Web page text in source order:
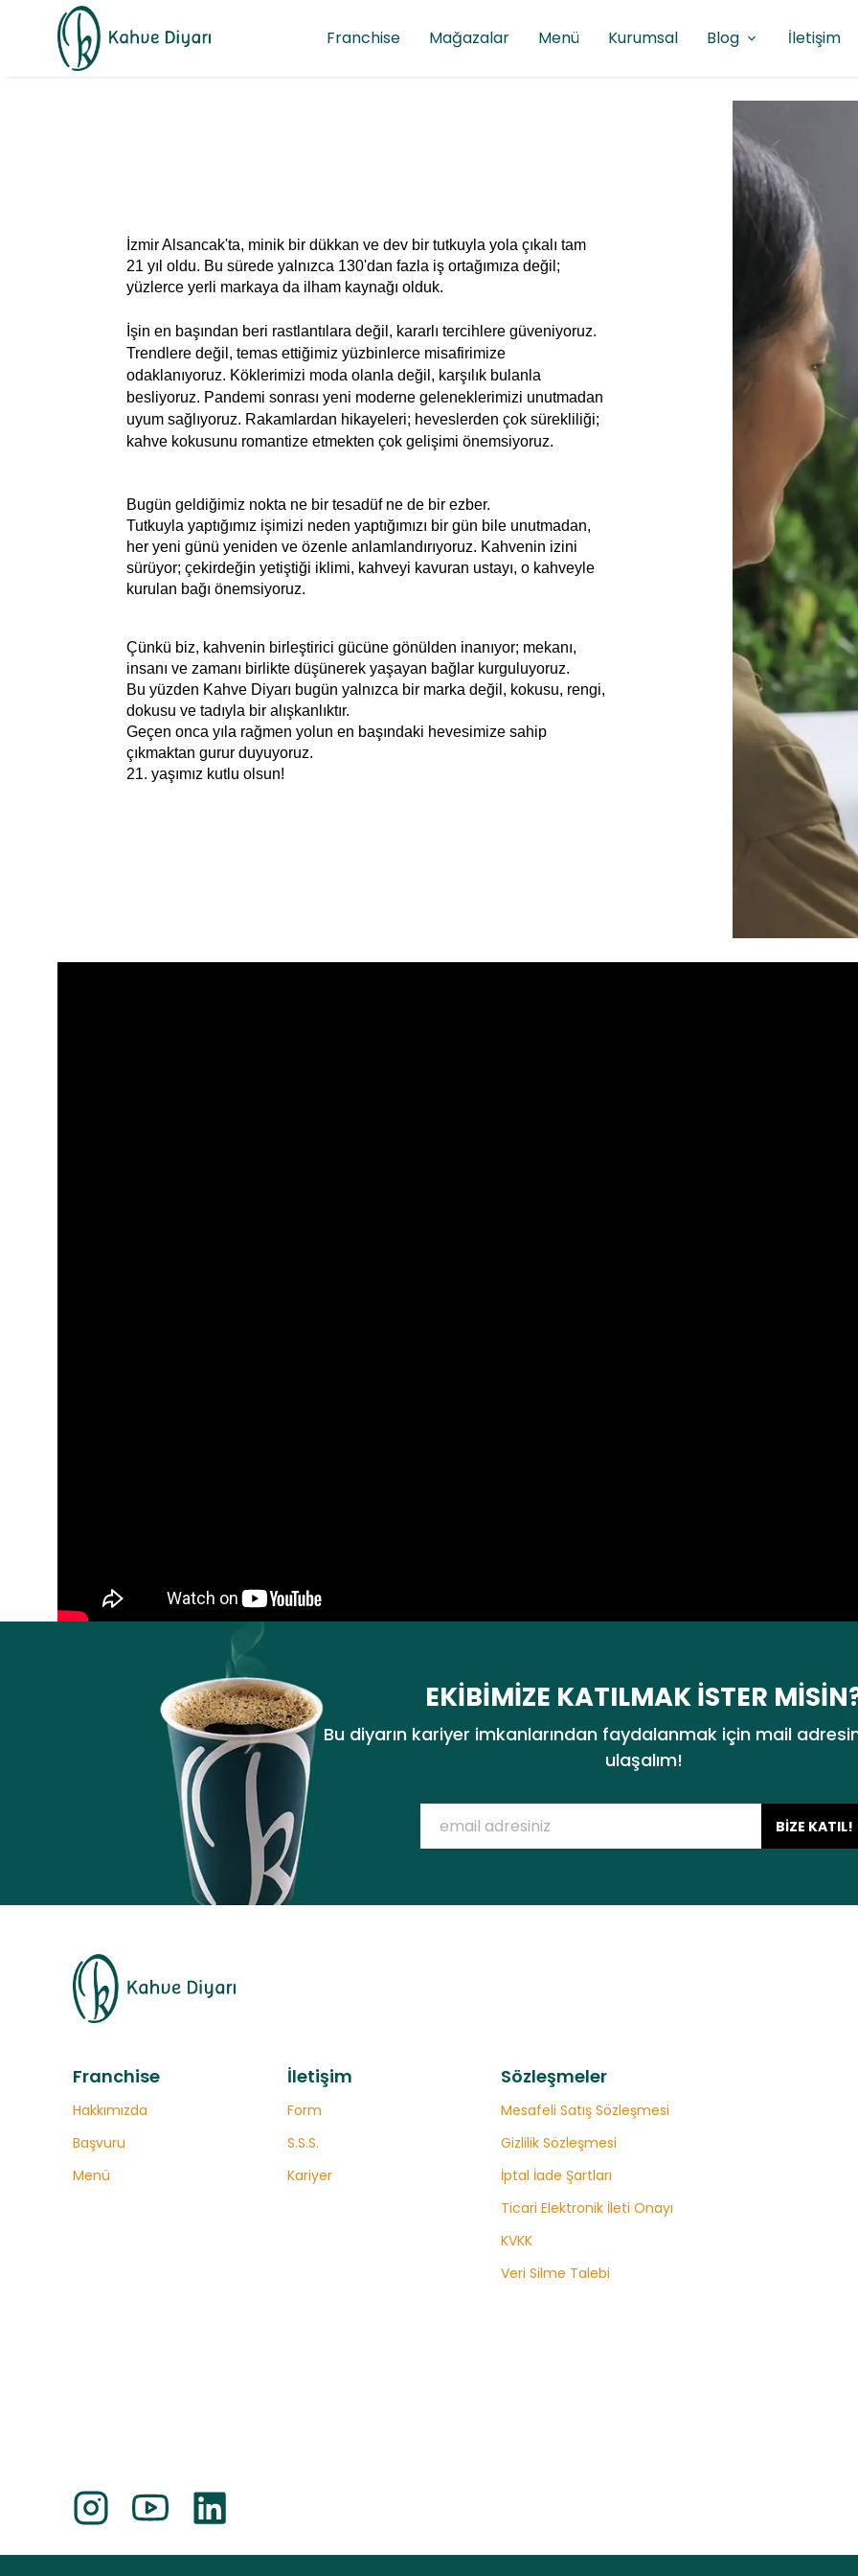
Franchise Mağazalar Menü Kurumsal Blog İletişim
İzmir Alsancak'ta, minik bir dükkan ve dev bir tutkuyla yola çıkalı tam
21 yıl oldu. Bu sürede yalnızca 130'dan fazla iş ortağımıza değil;
yüzlerce yerli markaya da ilham kaynağı olduk.
İşin en başından beri rastlantılara değil, kararlı tercihlere güveniyoruz.
Trendlere değil, temas ettiğimiz yüzbinlerce misafirimize
odaklanıyoruz. Köklerimizi moda olanla değil, karşılık bulanla
besliyoruz. Pandemi sonrası yeni moderne geleneklerimizi unutmadan
uyum sağlıyoruz. Rakamlardan hikayeleri; heveslerden çok sürekliliği;
kahve kokusunu romantize etmekten çok gelişimi önemsiyoruz.
Bugün geldiğimiz nokta ne bir tesadüf ne de bir ezber.
Tutkuyla yaptığımız işimizi neden yaptığımızı bir gün bile unutmadan,
her yeni günü yeniden ve özenle anlamlandırıyoruz. Kahvenin izini
sürüyor; çekirdeğin yetiştiği iklimi, kahveyi kavuran ustayı, o kahveyle
kurulan bağı önemsiyoruz.
Çünkü biz, kahvenin birleştirici gücüne gönülden inanıyor; mekanı,
insanı ve zamanı birlikte düşünerek yaşayan bağlar kurguluyoruz.
Bu yüzden Kahve Diyarı bugün yalnızca bir marka değil, kokusu, rengi,
dokusu ve tadıyla bir alışkanlıktır.
Geçen onca yıla rağmen yolun en başındaki hevesimize sahip
çıkmaktan gurur duyuyoruz.
21. yaşımız kutlu olsun!
EKİBİMİZE KATILMAK İSTER
Bu diyarın kariyer imkanlarından faydalanmak için mail
ulaşalım!
BİZE KATIL!
Franchise
Hakkımızda
Başvuru
Menü
İletişim
Form
S.S.S.
Kariyer
Sözleşmeler
Mesafeli Satış Sözleşmesi
Gizlilik Sözleşmesi
İptal İade Şartları
Ticari Elektronik İleti Onayı
KVKK
Veri Silme Talebi